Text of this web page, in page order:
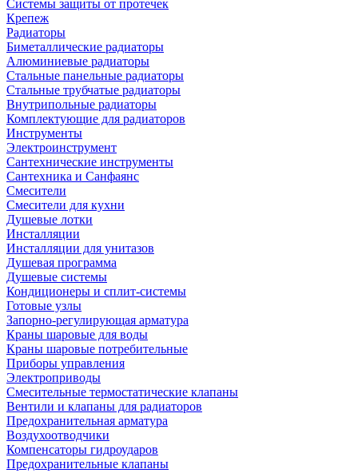
Системы защиты от протечек
Крепеж
Радиаторы
Биметаллические радиаторы
Алюминиевые радиаторы
Стальные панельные радиаторы
Стальные трубчатые радиаторы
Внутрипольные радиаторы
Комплектующие для радиаторов
Инструменты
Электроинструмент
Сантехнические инструменты
Сантехника и Санфаянс
Смесители
Смесители для кухни
Душевые лотки
Инсталляции
Инсталляции для унитазов
Душевая программа
Душевые системы
Кондиционеры и сплит-системы
Готовые узлы
Запорно-регулирующая арматура
Краны шаровые для воды
Краны шаровые потребительные
Приборы управления
Электроприводы
Смесительные термостатические клапаны
Вентили и клапаны для радиаторов
Предохранительная арматура
Воздухоотводчики
Компенсаторы гидроударов
Предохранительные клапаны